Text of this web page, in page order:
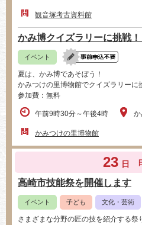
観音塚考古資料館
かみ博クイズラリーに挑戦！
イベント
夏は、かみ博であそぼう！
かみつけの里博物館でクイズラリーに
参加費：無料
午前9時30分～午後4時
かみつけの里博物館
23 日
高崎市技能祭を開催します
イベント 子ども 文化・芸術
さまざまな分野の匠の技を紹介する